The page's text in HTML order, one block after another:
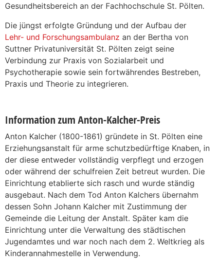
Gesundheitsbereich an der Fachhochschule St. Pölten.
Die jüngst erfolgte Gründung und der Aufbau der
Lehr- und Forschungsambulanz an der Bertha von
Suttner Privatuniversität St. Pölten zeigt seine
Verbindung zur Praxis von Sozialarbeit und
Psychotherapie sowie sein fortwährendes Bestreben,
Praxis und Theorie zu integrieren.
Information zum Anton-Kalcher-Preis
Anton Kalcher (1800-1861) gründete in St. Pölten eine
Erziehungsanstalt für arme schutzbedürftige Knaben, in
der diese entweder vollständig verpflegt und erzogen
oder während der schulfreien Zeit betreut wurden. Die
Einrichtung etablierte sich rasch und wurde ständig
ausgebaut. Nach dem Tod Anton Kalchers übernahm
dessen Sohn Johann Kalcher mit Zustimmung der
Gemeinde die Leitung der Anstalt. Später kam die
Einrichtung unter die Verwaltung des städtischen
Jugendamtes und war noch nach dem 2. Weltkrieg als
Kinderannahmestelle in Verwendung.